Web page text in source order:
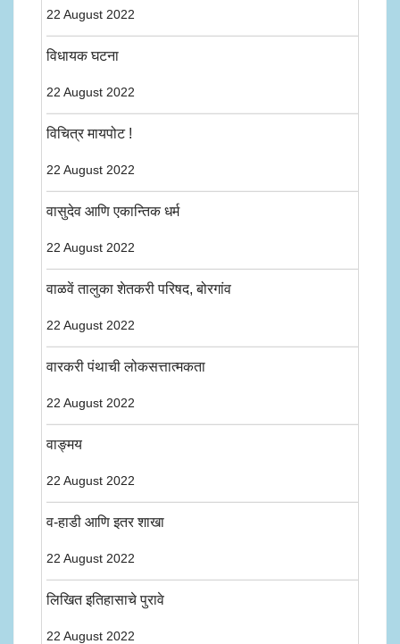
22 August 2022
विधायक घटना
22 August 2022
विचित्र मायपोट !
22 August 2022
वासुदेव आणि एकान्तिक धर्म
22 August 2022
वाळवें तालुका शेतकरी परिषद, बोरगांव
22 August 2022
वारकरी पंथाची लोकसत्तात्मकता
22 August 2022
वाङ्मय
22 August 2022
व-हाडी आणि इतर शाखा
22 August 2022
लिखित इतिहासाचे पुरावे
22 August 2022